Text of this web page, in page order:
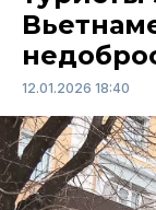
12.01.2026 18:40